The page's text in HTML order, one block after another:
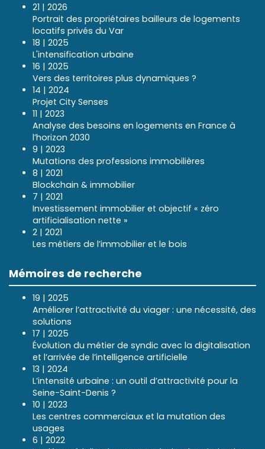
21 | 2026
Portrait des propriétaires bailleurs de logements
locatifs privés du Var
18 | 2025
L'intensification urbaine
16 | 2025
Vers des territoires plus dynamiques ?
14 | 2024
Projet City Senses
11 | 2023
Analyse des besoins en logements en France à
l’horizon 2030
9 | 2023
Mutations des professions immobilières
8 | 2021
Blockchain & immobilier
7 | 2021
Investissement immobilier et objectif « zéro
artificialisation nette »
2 | 2021
Les métiers de l’immobilier et le bois
Mémoires de recherche
19 | 2025
Améliorer l’attractivité du viager : une nécessité, des
solutions
17 | 2025
Évolution du métier de syndic avec la digitalisation
et l’arrivée de l’intelligence artificielle
13 | 2024
L’intensité urbaine : un outil d’attractivité pour la
Seine-Saint-Denis ?
10 | 2023
Les centres commerciaux et la mutation des
usages
6 | 2022